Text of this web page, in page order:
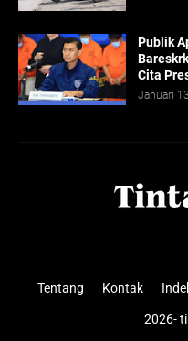
Publik
Cita
Januari
2026-
Tentang Kontak